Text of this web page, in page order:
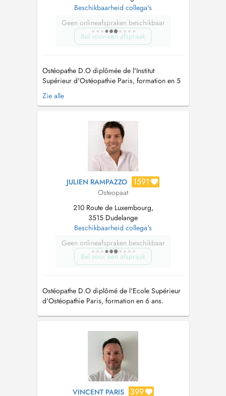
Beschikbaarheid collega's
Geen onlineafspraken beschikbaar
Bel voor een afspraak
Ostéopathe D.O diplômée de l'Institut
Supérieur d'Ostéopathie Paris, formation en 5
ans. Mémoire d'étude sur les MICI (maladie de
Crohn et RCH) et la sphère viscérale -
Tissulaire -Spécialisée en périnatalité pour la
prise en charge des femmes enceintes e...
Zie alle
JULIEN RAMPAZZO 1591
Osteopaat
210 Route de Luxembourg,
3515 Dudelange
Beschikbaarheid collega's
Geen onlineafspraken beschikbaar
Bel voor een afspraak
Ostéopathe D.O diplômé de l'Ecole Supérieur
d'Ostéopathie Paris, formation en 6 ans.
VINCENT PARIS 399